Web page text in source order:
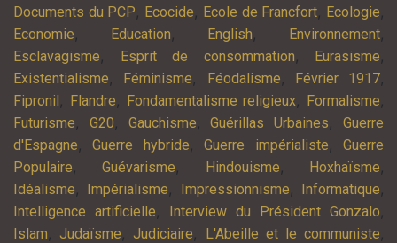
Documents du PCP, Ecocide, Ecole de Francfort, Ecologie,
Economie, Education, English, Environnement,
Esclavagisme, Esprit de consommation, Eurasisme,
Existentialisme, Féminisme, Féodalisme, Février 1917,
Fipronil , Flandre, Fondamentalisme religieux, Formalisme,
Futurisme, G20, Gauchisme,Guérillas Urbaines,Guerre
d'Espagne,Guerre hybride,Guerre impérialiste,Guerre
Populaire,Guévarisme, Hindouisme, Hoxhaïsme,
Idéalisme, Impérialisme, Impressionnisme, Informatique,
Intelligence artificielle, Interview du Président Gonzalo,
Islam, Judaïsme, Judiciaire, L'Abeille et le communiste,